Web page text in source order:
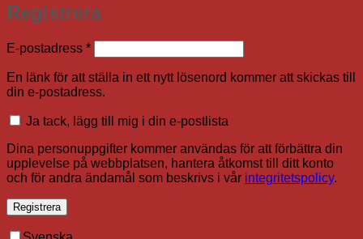
Registrera
E-postadress *Obligatoriskt
En länk för att ställa in ett nytt lösenord kommer att skickas till
din e-postadress.
Ja tack, lägg till mig i din e-postlista
Dina personuppgifter kommer användas för att förbättra din
upplevelse på webbplatsen, hantera åtkomst till ditt konto
och för andra ändamål som beskrivs i vår integritetspolicy.
Registrera